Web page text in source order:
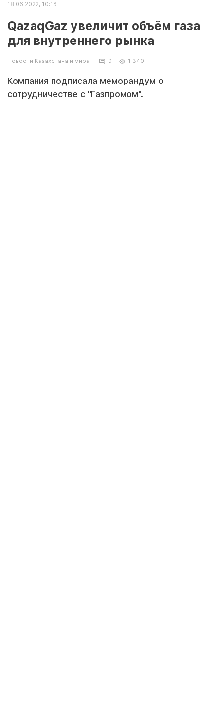
18.06.2022, 10:16
QazaqGaz увеличит объём газа
для внутреннего рынка
Новости Казахстана и мира 0 1 340
Компания подписала меморандум о
сотрудничестве с "Газпромом".